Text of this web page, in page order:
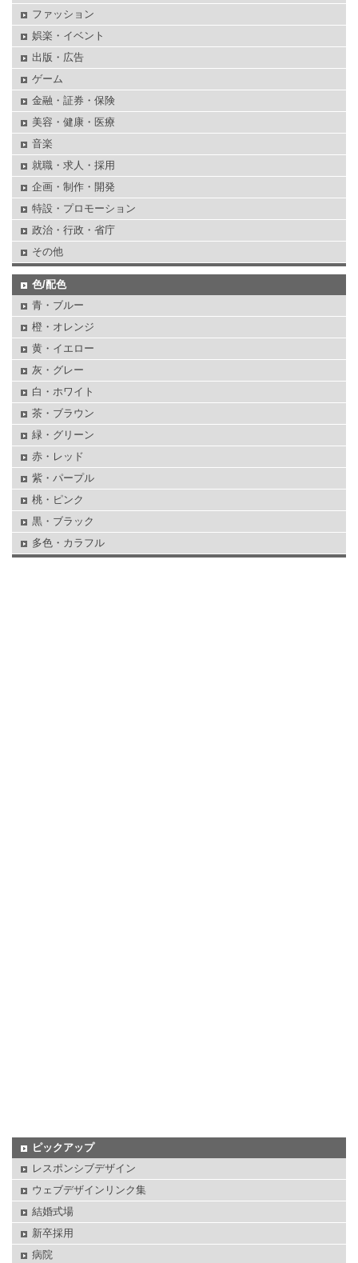
ファッション
娯楽・イベント
出版・広告
ゲーム
金融・証券・保険
美容・健康・医療
音楽
就職・求人・採用
企画・制作・開発
特設・プロモーション
政治・行政・省庁
その他
色/配色
青・ブルー
橙・オレンジ
黄・イエロー
灰・グレー
白・ホワイト
茶・ブラウン
緑・グリーン
赤・レッド
紫・パープル
桃・ピンク
黒・ブラック
多色・カラフル
ピックアップ
レスポンシブデザイン
ウェブデザインリンク集
結婚式場
新卒採用
病院